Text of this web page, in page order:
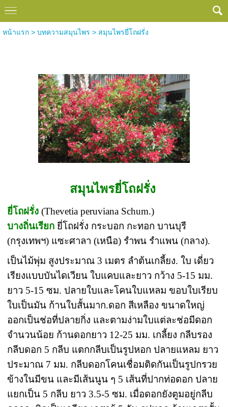
หน้าแรก> บทความสมุนไพร > สมุนไพรยี่โถฝรั่ง
สมุนไพรยี่โถฝรั่ง
ยี่โถฝรั่ง (Thevetia peruviana Schum.)
บางถิ่นเรียก ยี่โถฝรั่ง กระบอก กะทอก บานบุรี
(กรุงเทพฯ) แซะศาลา (เหนือ) รำพน รำแพน (กลาง).
เป็นไม้พุ่ม สูงประมาณ 3 เมตร ลำต้นเกลี้ยง. ใบ เดี่ยว
เรียงแบบบันไดเวียน ใบแคบและยาว กว้าง 5-15 มม.
ยาว 5-15 ซม. ปลายใบและโคนใบแหลม ขอบใบเรียบ
ใบเป็นมัน ก้านใบสั้นมาก.ดอก สีเหลือง ขนาดใหญ่
ออกเป็นช่อที่ปลายกิ่ง และตามง่ามใบแต่ละช่อมีดอก
จำนวนน้อย ก้านดอกยาว 12-25 มม. เกลี้ยง กลีบรอง
กลีบดอก 5 กลีบ แตกกลีบเป็นรูปหอก ปลายแหลม ยาว
ประมาณ 7 มม. กลีบดอกโคนเชื่อมติดกันเป็นรูปกรวย
ข้างในมีขน และมีเส้นนูน ๆ 5 เส้นที่ปากท่อดอก ปลาย
แยกเป็น 5 กลีบ ยาว 3.5-5 ซม. เมื่อดอกยังตูมอยู่กลีบ